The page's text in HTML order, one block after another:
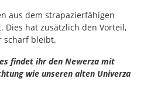
aus dem strapazierfähigen
Dies hat zusätzlich den Vorteil,
scharf bleibt.
findet ihr den Newerza mit
wie unseren alten Univerza